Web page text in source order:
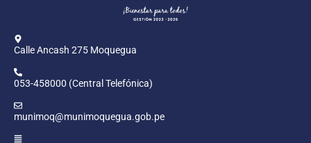
Calle Ancash 275 Moquegua
053-458000 (Central Telefónica)
munimoq@munimoquegua.gob.pe